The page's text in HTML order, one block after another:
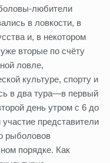
любители
в ловкости, в
и, в некотором
вторые по счёту
ловле,
культуре, спорту и
в два тура—в первый
день утром с 6 до
представители
рыболовов
порядке. Как